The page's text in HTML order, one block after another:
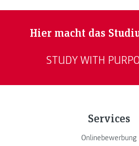
Hier macht das
STUDY WITH
Services
Onlinebewerbung